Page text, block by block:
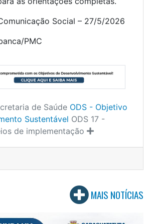
Social – 27/5/2026
PMC
de Saúde ODS - Objetivo
Sustentável ODS 17 -
de implementação
MAIS NOTÍCIAS